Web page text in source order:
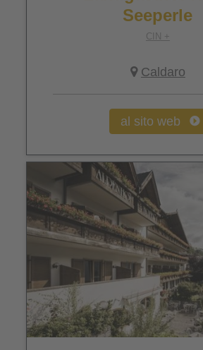
Seeperle
CIN +
Caldaro
al sito web